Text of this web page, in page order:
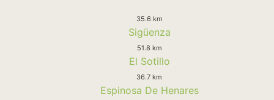
35.6 km
Sigüenza
51.8 km
El Sotillo
36.7 km
Espinosa De Henares